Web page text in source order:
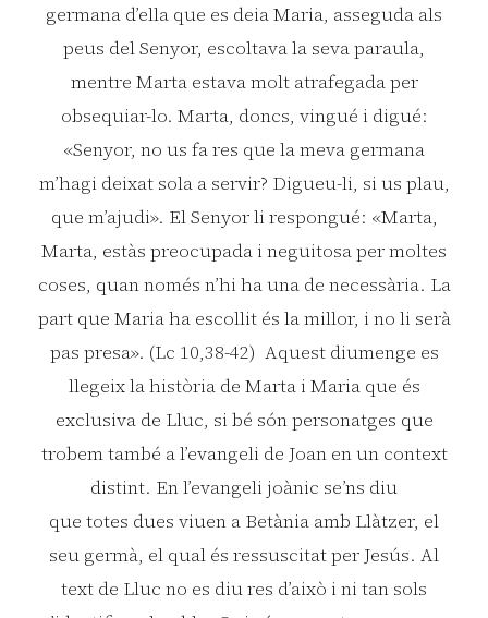
germana d’ella que es deia Maria, asseguda als
peus del Senyor, escoltava la seva paraula,
mentre Marta estava molt atrafegada per
obsequiar-lo. Marta, doncs, vingué i digué:
«Senyor, no us fa res que la meva germana
m’hagi deixat sola a servir? Digueu-li, si us plau,
que m’ajudi». El Senyor li respongué: «Marta,
Marta, estàs preocupada i neguitosa per moltes
coses, quan només n’hi ha una de necessària. La
part que Maria ha escollit és la millor, i no li serà
pas presa». (Lc 10,38-42) Aquest diumenge es
llegeix la història de Marta i Maria que és
exclusiva de Lluc, si bé són personatges que
trobem també a l’evangeli de Joan en un context
distint. En l’evangeli joànic se’ns diu
que totes dues viuen a Betània amb Llàtzer, el
seu germà, el qual és ressuscitat per Jesús. Al
text de Lluc no es diu res d’això i ni tan sols